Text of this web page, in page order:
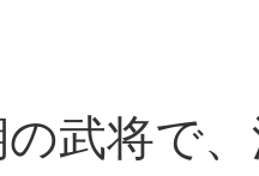
武将で